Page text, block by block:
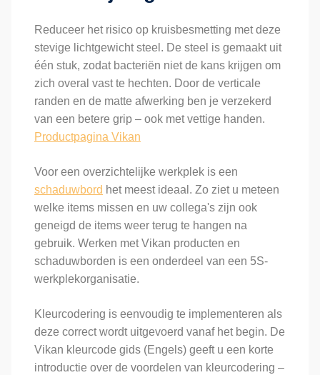
Reduceer het risico op kruisbesmetting met deze
stevige lichtgewicht steel. De steel is gemaakt uit
één stuk, zodat bacteriën niet de kans krijgen om
zich overal vast te hechten. Door de verticale
randen en de matte afwerking ben je verzekerd
van een betere grip – ook met vettige handen.
Productpagina Vikan
Voor een overzichtelijke werkplek is een
schaduwbord het meest ideaal. Zo ziet u meteen
welke items missen en uw collega's zijn ook
geneigd de items weer terug te hangen na
gebruik. Werken met Vikan producten en
schaduwborden is een onderdeel van een 5S-
werkplekorganisatie.
Kleurcodering is eenvoudig te implementeren als
deze correct wordt uitgevoerd vanaf het begin. De
Vikan kleurcode gids (Engels) geeft u een korte
introductie over de voordelen van kleurcodering –